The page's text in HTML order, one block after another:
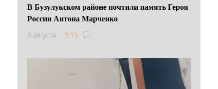
В Бузулукском районе почтили память Героя
России Антона Марченко
8 августа 15:13